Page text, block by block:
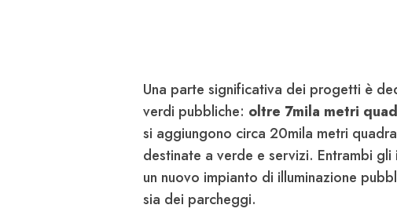
Una parte significativa dei progetti è
verdi pubbliche: oltre 7mila metri
si aggiungono circa 20mila metri
destinate a verde e servizi. Entrambi
un nuovo impianto di illuminazione
sia dei parcheggi.